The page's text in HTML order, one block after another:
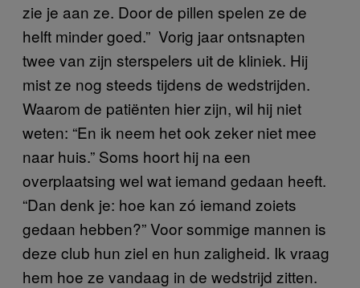
zie je aan ze. Door de pillen spelen ze de
helft minder goed.” Vorig jaar ontsnapten
twee van zijn sterspelers uit de kliniek. Hij
mist ze nog steeds tijdens de wedstrijden.
Waarom de patiënten hier zijn, wil hij niet
weten: “En ik neem het ook zeker niet mee
naar huis.” Soms hoort hij na een
overplaatsing wel wat iemand gedaan heeft.
“Dan denk je: hoe kan zó iemand zoiets
gedaan hebben?” Voor sommige mannen is
deze club hun ziel en hun zaligheid. Ik vraag
hem hoe ze vandaag in de wedstrijd zitten.